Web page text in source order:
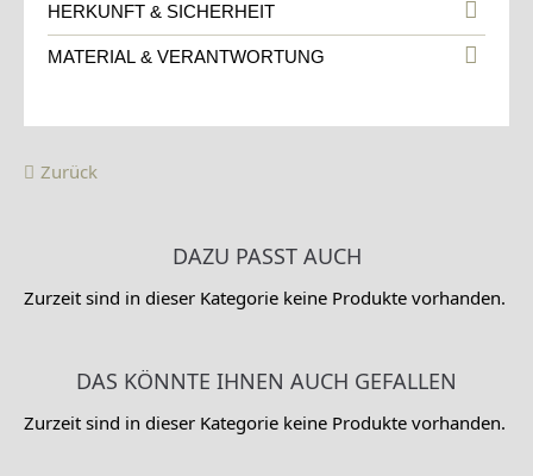
HERKUNFT & SICHERHEIT
MATERIAL & VERANTWORTUNG
Zurück
DAZU PASST AUCH
Zurzeit sind in dieser Kategorie keine Produkte vorhanden.
DAS KÖNNTE IHNEN AUCH GEFALLEN
Zurzeit sind in dieser Kategorie keine Produkte vorhanden.